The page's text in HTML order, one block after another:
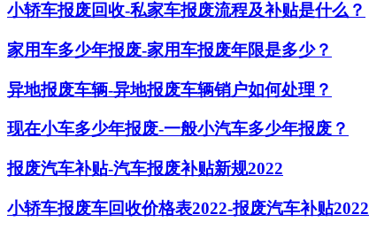
小轿车报废回收-私家车报废流程及补贴是什么？
家用车多少年报废-家用车报废年限是多少？
异地报废车辆-异地报废车辆销户如何处理？
现在小车多少年报废-一般小汽车多少年报废？
报废汽车补贴-汽车报废补贴新规2022
小轿车报废车回收价格表2022-报废汽车补贴2022